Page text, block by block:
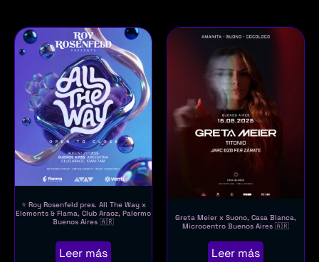
⭐ Roy Rosenfeld pres. All The Way x
Elements & Flama, Club Araoz, Palermo
Buenos Aires 🇦🇷
Leer más
Greta Meier x Suono, Casa Blanca,
Microcentro Buenos Aires 🇦🇷
Leer más